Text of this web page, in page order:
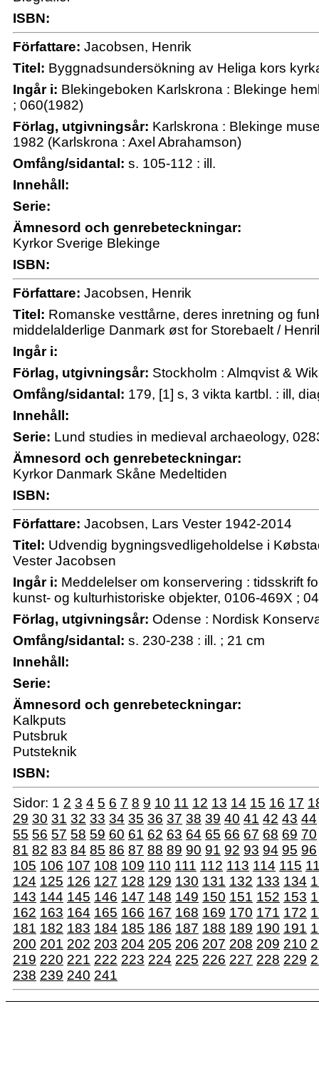
ISBN:
Författare: Jacobsen, Henrik
Titel: Byggnadsundersökning av Heliga kors
Ingår i: Blekingeboken Karlskrona : Blekinge
; 060(1982)
Förlag, utgivningsår: Karlskrona : Blekinge
1982 (Karlskrona : Axel Abrahamson)
Omfång/sidantal: s. 105-112 : ill.
Innehåll:
Serie:
Ämnesord och genrebeteckningar:
Kyrkor Sverige Blekinge
ISBN:
Författare: Jacobsen, Henrik
Titel: Romanske vesttårne, deres inretning og
middelalderlige Danmark øst for Storebaelt /
Ingår i:
Förlag, utgivningsår: Stockholm : Almqvist &
Omfång/sidantal: 179, [1] s, 3 vikta kartbl. : ill,
Innehåll:
Serie: Lund studies in medieval archaeology,
Ämnesord och genrebeteckningar:
Kyrkor Danmark Skåne Medeltiden
ISBN:
Författare: Jacobsen, Lars Vester 1942-2014
Titel: Udvendig bygningsvedligeholdelse i
Vester Jacobsen
Ingår i: Meddelelser om konservering : tidsskrift
kunst- og kulturhistoriske objekter, 0106-469X ;
Förlag, utgivningsår: Odense : Nordisk
Omfång/sidantal: s. 230-238 : ill. ; 21 cm
Innehåll:
Serie:
Ämnesord och genrebeteckningar:
Kalkputs
Putsbruk
Putsteknik
ISBN:
Sidor: 1 2 3 4 5 6 7 8 9 10 11 12 13 14 15 16 17
29 30 31 32 33 34 35 36 37 38 39 40 41 42 43 44
55 56 57 58 59 60 61 62 63 64 65 66 67 68 69 70
81 82 83 84 85 86 87 88 89 90 91 92 93 94 95 96
105 106 107 108 109 110 111 112 113 114 115
124 125 126 127 128 129 130 131 132 133 134
143 144 145 146 147 148 149 150 151 152 153
162 163 164 165 166 167 168 169 170 171 172
181 182 183 184 185 186 187 188 189 190 191
200 201 202 203 204 205 206 207 208 209 210
219 220 221 222 223 224 225 226 227 228 229
238 239 240 241